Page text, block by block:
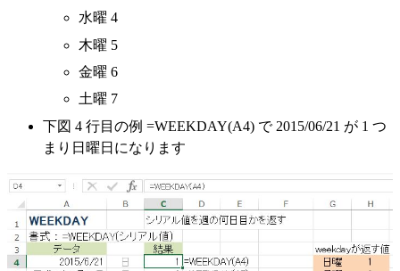
水曜 4
木曜 5
金曜 6
土曜 7
下図 4 行目の例 =WEEKDAY(A4) で 2015/06/21 が 1 つ
まり日曜日になります